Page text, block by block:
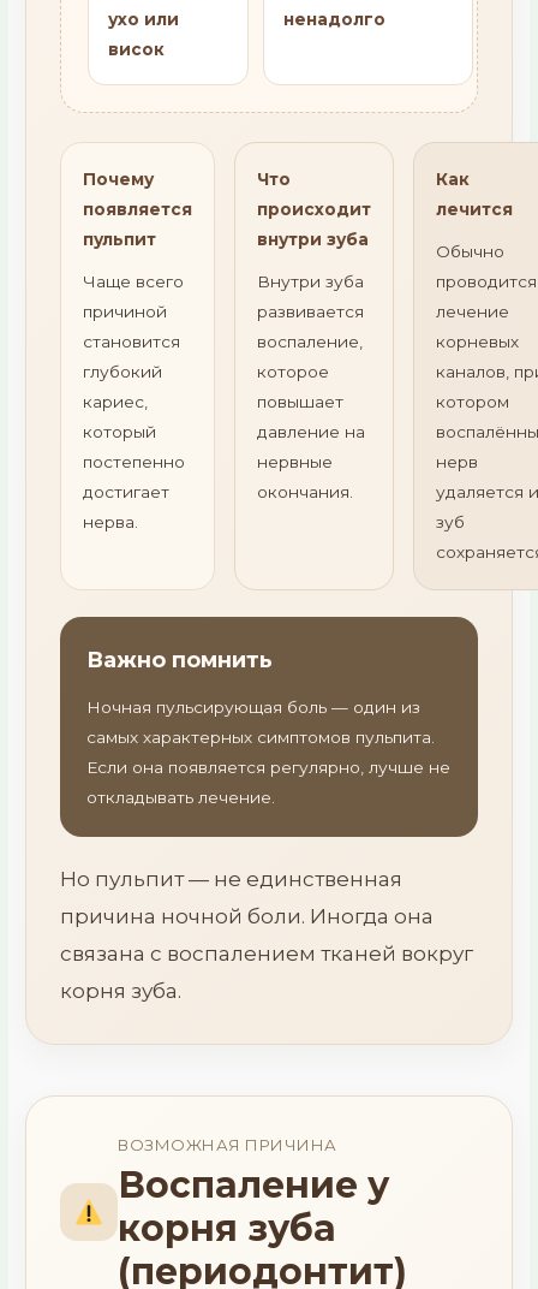
ухо или
висок
ненадолго
Почему
появляется
пульпит
Чаще всего
причиной
становится
глубокий
кариес,
который
постепенно
достигает
нерва.
Что
происходит
внутри зуба
Внутри зуба
развивается
воспаление,
которое
повышает
давление на
нервные
окончания.
Как
лечится
Обычно
проводится
лечение
корневых
каналов,
котором
нерв
удаляется
зуб
Важно помнить
Ночная пульсирующая боль — один из
самых характерных симптомов пульпита.
Если она появляется регулярно, лучше не
откладывать лечение.
Но пульпит — не единственная
причина ночной боли. Иногда она
связана с воспалением тканей вокруг
корня зуба.
ВОЗМОЖНАЯ ПРИЧИНА
Воспаление у
корня зуба
(периодонтит)